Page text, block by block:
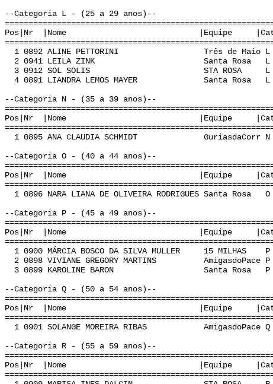
--Categoria L - (25 a 29 anos)--
Pos|Nr |Nome |Equipe |Cat |
1 0892 ALINE PETTORINI Três de Maio L
2 0941 LEILA ZINK Santa Rosa L
3 0912 SOL SOLIS STA ROSA L
4 0891 LIANDRA LEMOS MAYER Santa Rosa
--Categoria N - (35 a 39 anos)--
Pos|Nr |Nome |Equipe |Cat |
1 0895 ANA CLAUDIA SCHMIDT GuriasdaCorr
--Categoria O - (40 a 44 anos)--
Pos|Nr |Nome |Equipe |Cat |
1 0896 NARA LIANA DE OLIVEIRA RODRIGUES Santa
--Categoria P - (45 a 49 anos)--
Pos|Nr |Nome |Equipe |Cat |
1 0900 MÁRCIA BOSCO DA SILVA MULLER 15
2 0898 VIVIANE GREGORY MARTINS
3 0899 KAROLINE BARON Santa Rosa P
--Categoria Q - (50 a 54 anos)--
Pos|Nr |Nome |Equipe |Cat |
1 0901 SOLANGE MOREIRA RIBAS AmigasdoPace
--Categoria R - (55 a 59 anos)--
Pos|Nr |Nome |Equipe |Cat |